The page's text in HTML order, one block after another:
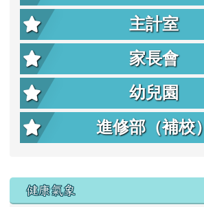
主計室
家長會
幼兒園
進修部（補校）
右邊區域內容
健康氣象